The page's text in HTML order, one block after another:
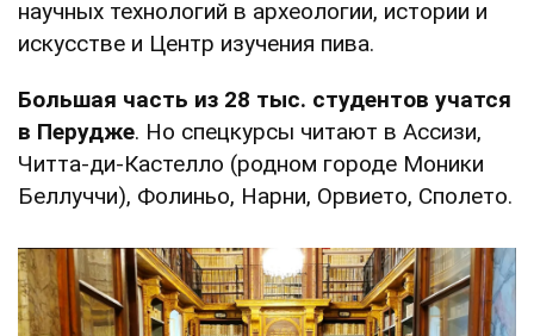
научных технологий в археологии, истории и
искусстве и Центр изучения пива.
Большая часть из 28 тыс. студентов учатся
в Перудже. Но спецкурсы читают в Ассизи,
Читта-ди-Кастелло (родном городе Моники
Беллуччи), Фолиньо, Нарни, Орвието, Сполето.